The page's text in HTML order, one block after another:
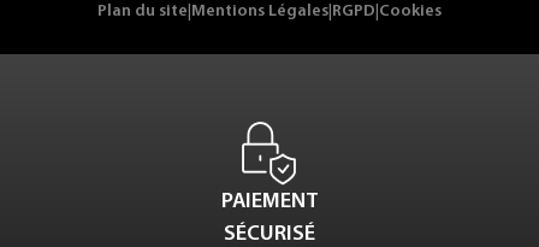
Plan du site Mentions Légales RGPD Cookies
PAIEMENT
SÉCURISÉ